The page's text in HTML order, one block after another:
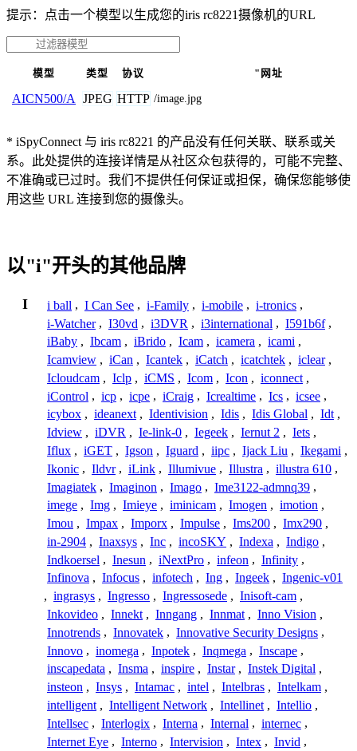
提示：点击一个模型以生成您的iris rc8221摄像机的URL
模型 类型 协议 "网址
AICN500/A JPEG HTTP /image.jpg
* iSpyConnect 与 iris rc8221 的产品没有任何关联、联系或关
系。此处提供的连接详情是从社区众包获得的，可能不完整、
不准确或已过时。我们不提供任何保证或担保，确保您能够使
用这些 URL 连接到您的摄像头。
以"i"开头的其他品牌
I i ball , I Can See , i-Family , i-mobile , i-tronics ,
i-Watcher , I30vd , i3DVR , i3international , I591b6f ,
iBaby , Ibcam , iBrido , Icam , icamera , icami ,
Icamview , iCan , Icantek , iCatch , icatchtek , iclear ,
Icloudcam , Iclp , iCMS , Icom , Icon , iconnect ,
iControl , icp , icpe , iCraig , Icrealtime , Ics , icsee ,
icybox , ideanext , Identivision , Idis , Idis Global , Idt ,
Idview , iDVR , Ie-link-0 , Iegeek , Iernut 2 , Iets ,
Iflux , iGET , Igson , Iguard , iipc , Ijack Liu , Ikegami ,
Ikonic , Ildvr , iLink , Illumivue , Illustra , illustra 610 ,
Imagiatek , Imaginon , Imago , Ime3122-admnq39 ,
imege , Img , Imieye , iminicam , Imogen , imotion ,
Imou , Impax , Imporx , Impulse , Ims200 , Imx290 ,
in-2904 , Inaxsys , Inc , incoSKY , Indexa , Indigo ,
Indkoersel , Inesun , iNextPro , infeon , Infinity ,
Infinova , Infocus , infotech , Ing , Ingeek , Ingenic-v01
, ingrasys , Ingresso , Ingressosede , Inisoft-cam ,
Inkovideo , Innekt , Inngang , Innmat , Inno Vision ,
Innotrends , Innovatek , Innovative Security Designs ,
Innovo , inomega , Inpotek , Inqmega , Inscape ,
inscapedata , Insma , inspire , Instar , Instek Digital ,
insteon , Insys , Intamac , intel , Intelbras , Intelkam ,
intelligent , Intelligent Network , Intellinet , Intellio ,
Intellsec , Interlogix , Interna , Internal , internec ,
Internet Eye , Interno , Intervision , Intex , Invid ,